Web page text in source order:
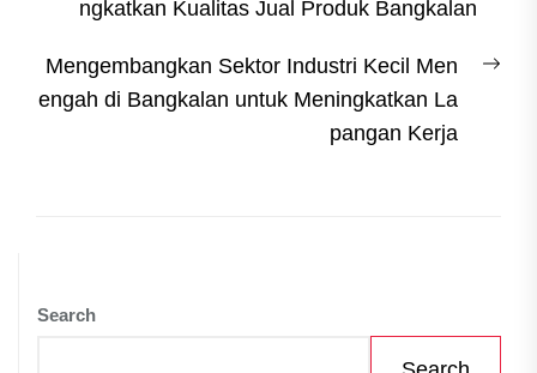
post:ngkatkan Kualitas Jual Produk Bangkalan
Mengembangkan Sektor Industri Kecil Men
engah di Bangkalan untuk Meningkatkan La
pangan Kerja
Search